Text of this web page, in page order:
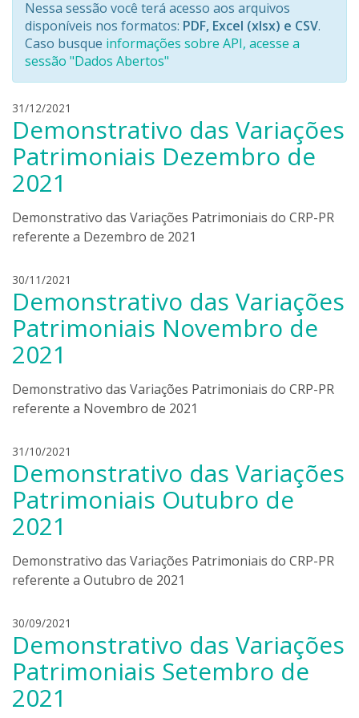
Nessa sessão você terá acesso aos arquivos
disponíveis nos formatos: PDF, Excel (xlsx) e CSV.
Caso busque informações sobre API, acesse a
sessão "Dados Abertos"
31/12/2021
e
a
n
o
b
e
s
Demonstrativo das Variações
Patrimoniais Dezembro de
2021
Demonstrativo das Variações Patrimoniais do CRP-PR
referente a Dezembro de 2021
30/11/2021
e
a
n
o
b
e
s
Demonstrativo das Variações
Patrimoniais Novembro de
2021
Demonstrativo das Variações Patrimoniais do CRP-PR
referente a Novembro de 2021
31/10/2021
e
a
n
o
b
e
s
Demonstrativo das Variações
Patrimoniais Outubro de
2021
Demonstrativo das Variações Patrimoniais do CRP-PR
referente a Outubro de 2021
30/09/2021
e
a
n
Demonstrativo das Variações
Patrimoniais Setembro de
2021